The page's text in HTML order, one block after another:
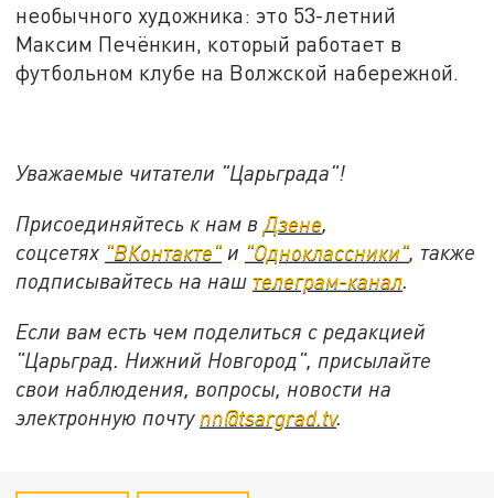
необычного художника: это 53-летний
Максим Печёнкин, который работает в
футбольном клубе на Волжской набережной.
Уважаемые читатели "Царьграда"!
Присоединяйтесь к нам вДзене,
соцсетях "ВКонтакте" и "Одноклассники", также
подписывайтесь на наш телеграм-канал.
Если вам есть чем поделиться с редакцией
"Царьград. Нижний Новгород", присылайте
свои наблюдения, вопросы, новости на
электронную почту nn@tsargrad.tv.